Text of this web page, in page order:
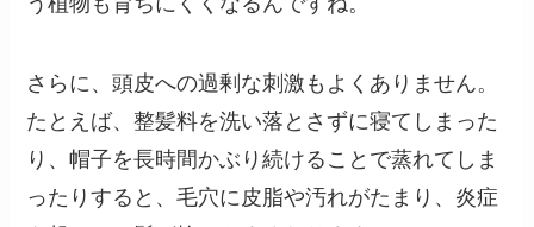
さらに、頭皮への過剰な刺激もよくありません。
たとえば、整髪料を洗い落とさずに寝てしまった
り、帽子を長時間かぶり続けることで蒸れてしま
ったりすると、毛穴に皮脂や汚れがたまり、炎症